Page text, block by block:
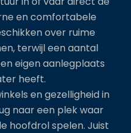
en comfortabele
over ruime
terwijl een aantal
eigen aanlegplaats
heeft.
en gezelligheid in
naar een plek waar
hoofdrol spelen. Juist